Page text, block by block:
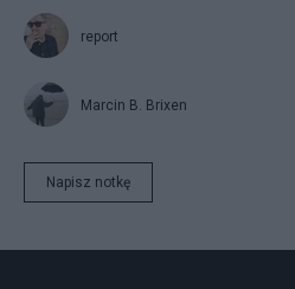
report
Marcin B. Brixen
Napisz notkę